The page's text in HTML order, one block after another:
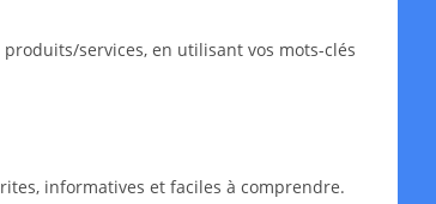
services, en utilisant vos mots-clés
informatives et faciles à comprendre.